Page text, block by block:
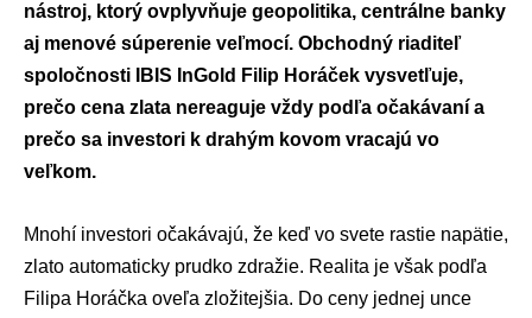
nástroj, ktorý ovplyvňuje geopolitika, centrálne banky
aj menové súperenie veľmocí. Obchodný riaditeľ
spoločnosti
IBIS InGold Filip Horáček vysvetľuje,
prečo cena zlata nereaguje vždy podľa očakávaní a
prečo sa investori k drahým kovom vracajú vo
veľkom.
Mnohí investori očakávajú, že keď vo svete rastie napätie,
zlato automaticky prudko zdražie. Realita je však podľa
Filipa Horáčka oveľa zložitejšia. Do ceny jednej unce